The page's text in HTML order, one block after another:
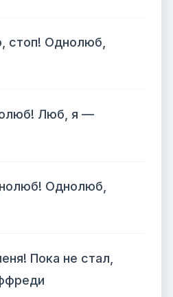
стоп! Однолюб,
Люб, я —
Однолюб,
Пока не стал,